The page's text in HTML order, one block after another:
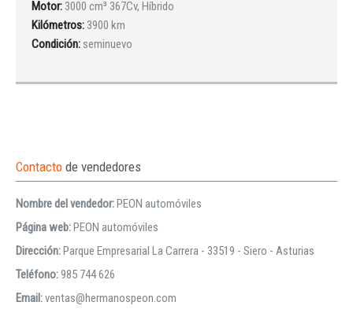
Motor: 3000 cm³ 367Cv, Híbrido
Kilómetros: 3900 km
Condición: seminuevo
Contacto de vendedores
Nombre del vendedor:PEON automóviles
Página web:PEON automóviles
Dirección:Parque Empresarial La Carrera - 33519 - Siero - Asturias
Teléfono:985 744 626
Email:ventas@hermanospeon.com